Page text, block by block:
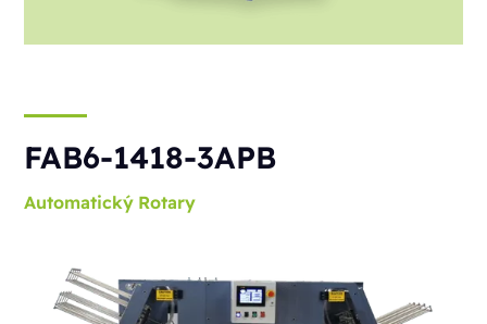
FAB6-1418-3APB
Automatický Rotary